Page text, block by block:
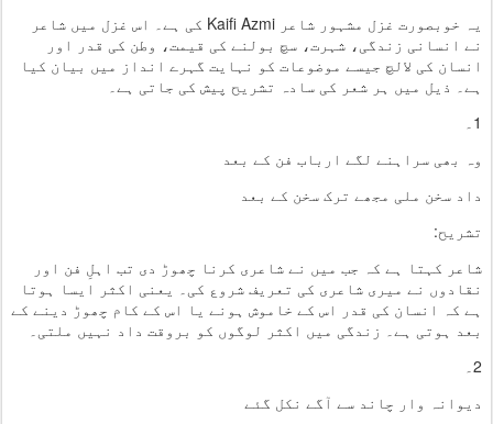
یہ خوبصورت غزل مشہور شاعر Kaifi Azmi کی ہے۔ اس غزل میں شاعر
نے انسانی زندگی، شہرت، سچ بولنے کی قیمت، وطن کی قدر اور
انسان کی لالچ جیسے موضوعات کو نہایت گہرے انداز میں بیان کیا
ہے۔ ذیل میں ہر شعر کی سادہ تشریح پیش کی جاتی ہے۔
1۔
وہ بھی سراہنے لگے ارباب فن کے بعد
داد سخن ملی مجھے ترک سخن کے بعد
تشریح:
شاعر کہتا ہے کہ جب میں نے شاعری کرنا چھوڑ دی تب اہلِ فن اور
نقادوں نے میری شاعری کی تعریف شروع کی۔ یعنی اکثر ایسا ہوتا
ہے کہ انسان کی قدر اس کے خاموش ہونے یا اس کے کام چھوڑ دینے کے
بعد ہوتی ہے۔ زندگی میں اکثر لوگوں کو بروقت داد نہیں ملتی۔
2۔
دیوانہ وار چاند سے آگے نکل گئے